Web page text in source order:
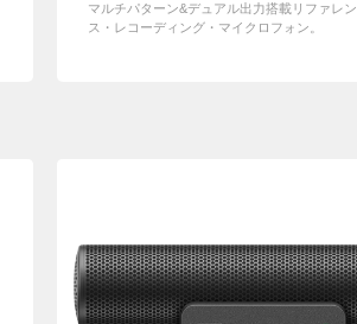
マルチパターン&デュアル出力搭載リファレン
ス・レコーディング・マイクロフォン。